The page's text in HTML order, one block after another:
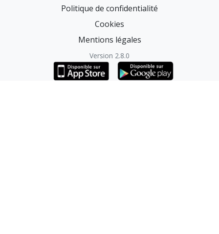
Politique de confidentialité
Cookies
Mentions légales
Version 2.8.0